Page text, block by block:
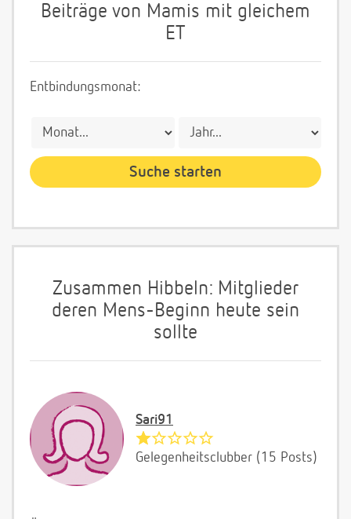
Beiträge von Mamis mit gleichem
ET
Entbindungsmonat:
Zusammen Hibbeln: Mitglieder
deren Mens-Beginn heute sein
sollte
Sari91
Gelegenheitsclubber (15 Posts)